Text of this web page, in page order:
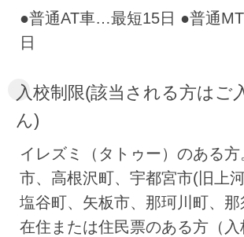
す。教習所にはマンガルームや
れ、近くにはビリヤード場もあ
て那須高原も楽しめるさくら那
ールであなたも合宿教習してみま
●普通AT車…最短15日 ●普通
日
入校制限(該当される方はご
ん)
イレズミ（タトゥー）のある方
市、高根沢町、宇都宮市(旧上
塩谷町、矢板市、那珂川町、那
在住または住民票のある方（入